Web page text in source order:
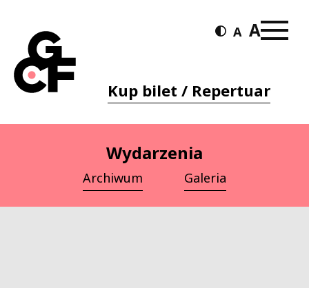
Kup bilet / Repertuar
Wydarzenia
Archiwum Galeria